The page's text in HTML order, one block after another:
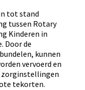
tot stand
tussen Rotary
Kinderen in
Door de
kunnen
vervoerd en
zorginstellingen
tekorten.